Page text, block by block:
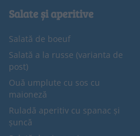
Salate și aperitive
Salată de boeuf
Salată a la russe (varianta de
post)
Ouă umplute cu sos cu
maioneză
Ruladă aperitiv cu spanac și
șuncă